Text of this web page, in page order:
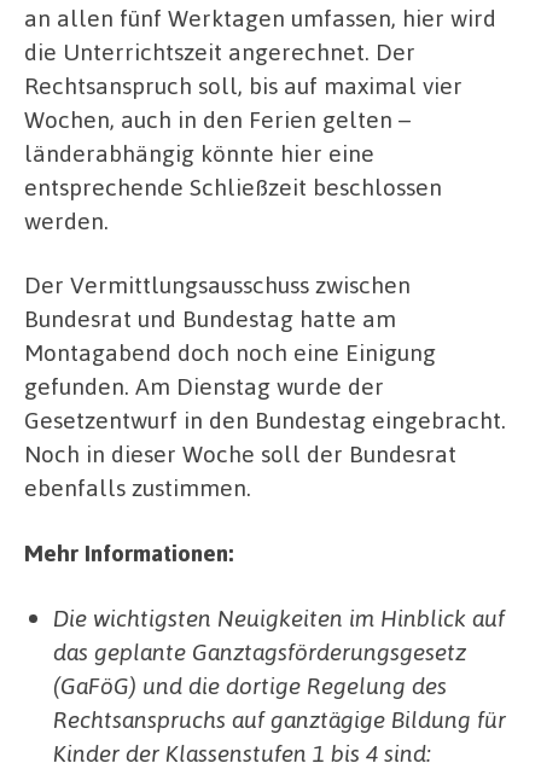
an allen fünf Werktagen umfassen, hier wird
die Unterrichtszeit angerechnet. Der
Rechtsanspruch soll, bis auf maximal vier
Wochen, auch in den Ferien gelten –
länderabhängig könnte hier eine
entsprechende Schließzeit beschlossen
werden.
Der Vermittlungsausschuss zwischen
Bundesrat und Bundestag hatte am
Montagabend doch noch eine Einigung
gefunden. Am Dienstag wurde der
Gesetzentwurf in den Bundestag eingebracht.
Noch in dieser Woche soll der Bundesrat
ebenfalls zustimmen.
Mehr Informationen:
Die wichtigsten Neuigkeiten im Hinblick auf
das geplante Ganztagsförderungsgesetz
(GaFöG) und die dortige Regelung des
Rechtsanspruchs auf ganztägige Bildung für
Kinder der Klassenstufen 1 bis 4 sind: